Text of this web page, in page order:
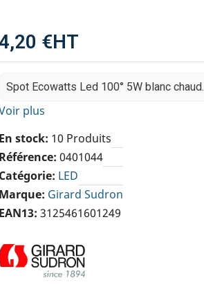
€HT
Spot Ecowatts Led 100° 5W blanc chaud.
plus
En stock 10 Produits
Référence 0401044
Catégorie LED
Marque Girard Sudron
EAN13 3125461601249